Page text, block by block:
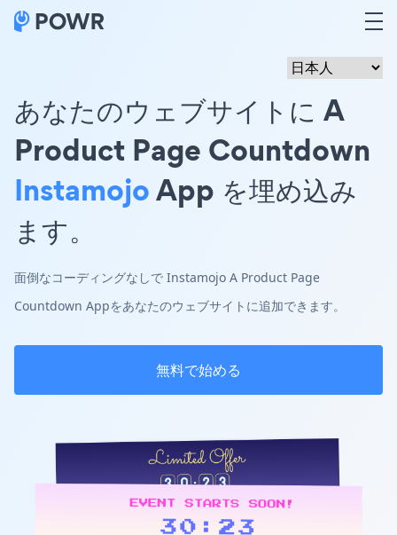
あなたのウェブサイトに A
Product Page Countdown
InstamojoApp を埋め込み
ます。
面倒なコーディングなしで Instamojo A Product Page
Countdown Appをあなたのウェブサイトに追加できます。
無料で始める